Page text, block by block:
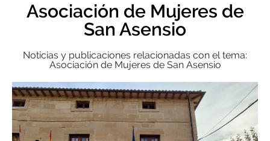
Asociación de Mujeres de
San Asensio
Noticias y publicaciones relacionadas con el tema:
Asociación de Mujeres de San Asensio